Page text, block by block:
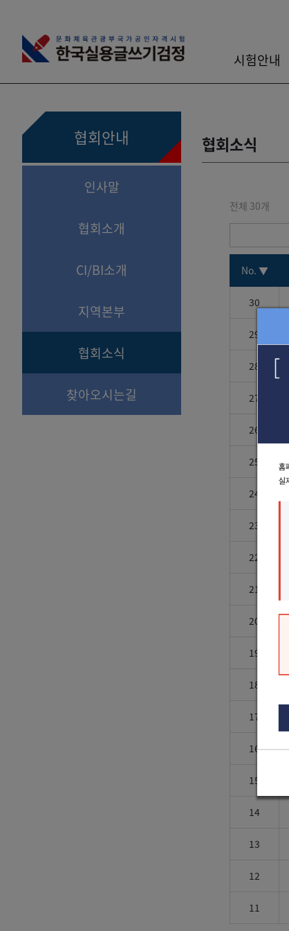
시험안내
협회안내
인사말
협회소개
CI/BI소개
지역본부
협회소식
찾아오시는길
협회소식
30
No. ▼
30
29
28
27
26
25
24
23
22
21
20
19
18
17
16
15
14
13
12
11